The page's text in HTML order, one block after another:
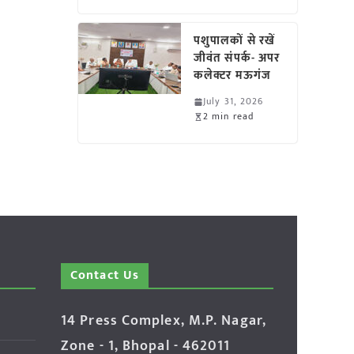
पशुपालकों से रखें
जीवंत संपर्क- अपर
कलेक्टर मऊगंज
July 31, 2026
2 min read
Contact Us
14 Press Complex, M.P. Nagar,
Zone - 1, Bhopal - 462011